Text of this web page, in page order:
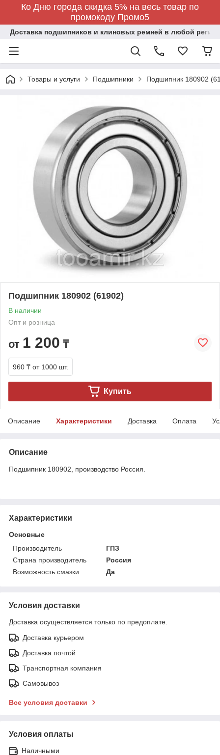
Ко Дню города скидка 5% на весь товар по
промокоду Промо5
Доставка подшипников и клиновых ремней в любой регион
Товары и услуги Подшипники Подшипник 180902
Подшипник 180902 (61902)
В наличии
Опт и розница
от 1 200 ₸
960 ₸ от 1000 шт.
Купить
Описание Характеристики Доставка Оплата
Описание
Подшипник 180902, производство Россия.
Характеристики
Основные
Производитель
ГПЗ
Страна производитель
Россия
Возможность смазки
Да
Условия доставки
Доставка осуществляется только по предоплате.
Доставка курьером
Доставка почтой
Транспортная компания
Самовывоз
Все условия доставки
Условия оплаты
Наличными